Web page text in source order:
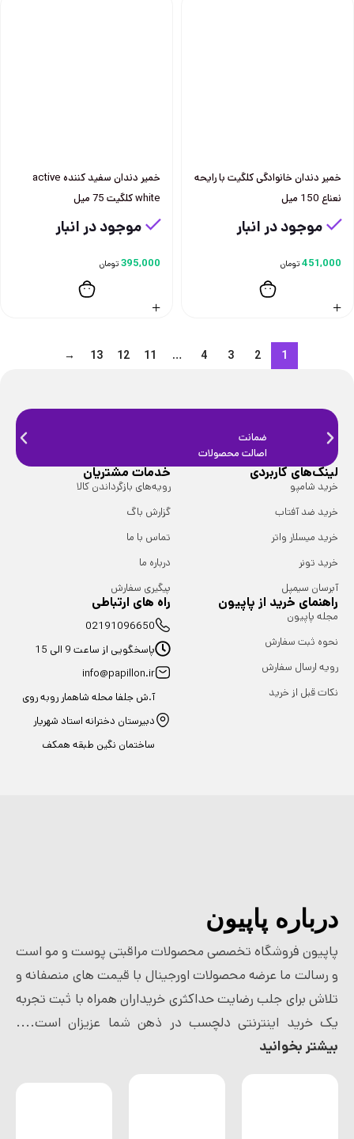
خمير دندان خانوادگی كلگيت با رايحه
نعناع 150 ميل
موجود در انبار
451,000تومان
خمير دندان سفيد كننده active
white كلگيت 75 ميل
موجود در انبار
395,000تومان
1
2
3
4
…
11
12
13
→
ضمانت
اصالت محصولات
لینک‌های کاربردی
خرید شامپو
خرید ضد آفتاب
خرید میسلار واتر
خرید تونر
آبرسان سیمپل
خدمات مشتریان
رویه‌های بازگرداندن کالا
گزارش باگ
تماس با ما
درباره ما
پیگیری سفارش
راهنمای خرید از پاپیون
مجله پاپیون
نحوه ثبت سفارش
رویه ارسال سفارش
نکات قبل از خرید
راه های ارتباطی
02191096650
پاسخگویی از ساعت 9 الی 15
info@papillon.ir
آ.ش جلفا محله شاهمار روبه روی
دبیرستان دخترانه استاد شهریار
ساختمان نگین طبقه همکف
درباره پاپیون
پاپیون فروشگاه تخصصی محصولات مراقبتی پوست و مو است
و رسالت ما عرضه محصولات اورجینال با قیمت های منصفانه و
تلاش برای جلب رضایت حداکثری خریداران همراه با ثبت تجربه
یک خرید اینترنتی دلچسب در ذهن شما عزیزان است....
بیشتر بخوانید